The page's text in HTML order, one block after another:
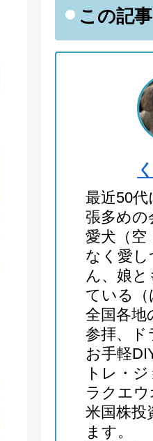
この記
最近50代
張多めの
愛犬（空
なく愛し
ん、娘と
ている
全国各地
参拝、ド
お手軽
トレ・
ラクエウ
米国株投
ます。